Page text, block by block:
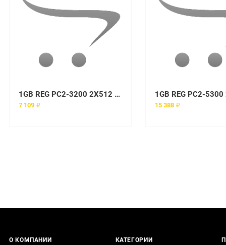
1GB REG PC2-3200 2X512 option kit
7 109 ₽ 15 388 ₽
О КОМПАНИИ КАТЕГОРИИ